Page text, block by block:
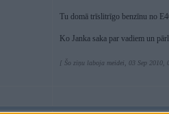
Tu domā trīslitrīgo benzīnu no
Ko Janka saka par vadiem un
[ Šo ziņu laboja meidei, 03 Sep 2010,